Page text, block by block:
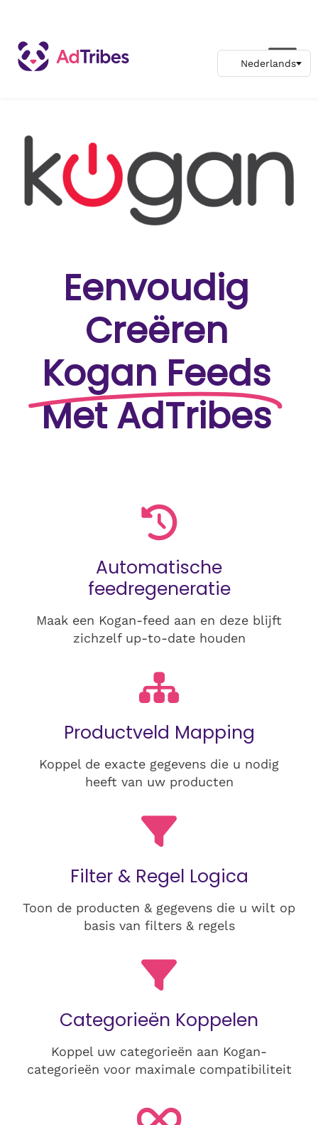
Eenvoudig
Creëren
Kogan Feeds
Met AdTribes
Automatische
feedregeneratie
Maak een Kogan-feed aan en deze blijft
zichzelf up-to-date houden
Productveld Mapping
Koppel de exacte gegevens die u nodig
heeft van uw producten
Filter & Regel Logica
Toon de producten & gegevens die u wilt op
basis van filters & regels
Categorieën Koppelen
Koppel uw categorieën aan Kogan-
categorieën voor maximale compatibiliteit